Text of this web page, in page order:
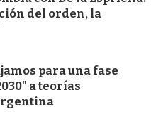
del orden, la
para una fase
a teorías